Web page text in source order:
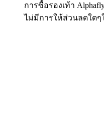
การซื้อรองเท้า
ไม่มีการให้ส่วนลดใด